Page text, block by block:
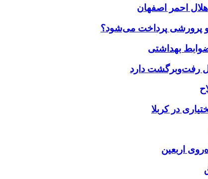
و پرورشی پرداخت می‌شود؟
در کربلا
اربعین